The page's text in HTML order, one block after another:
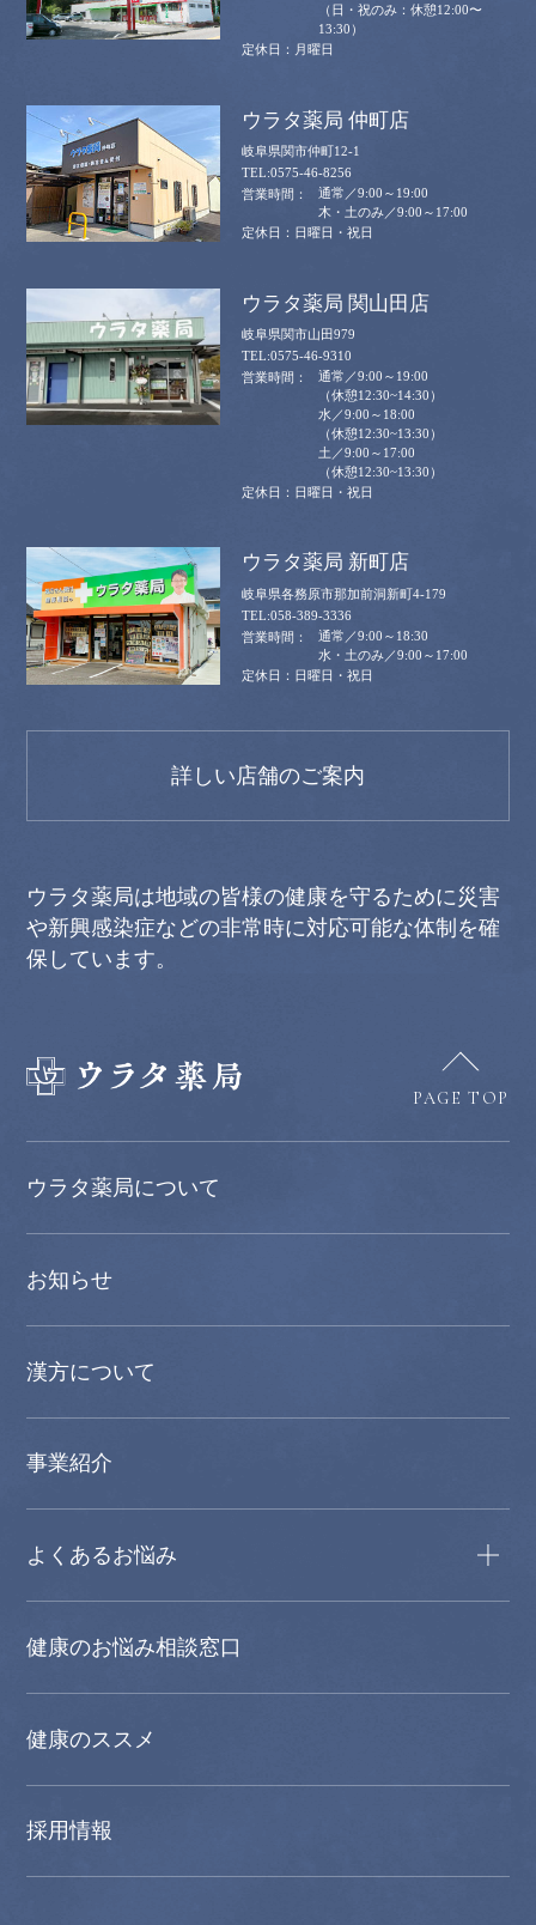
（日・祝のみ：休憩12:00〜
13:30）
月曜日
ウラタ薬局 仲町店
岐阜県関市仲町12-1
0575-46-8256
通常／9:00～19:00
木・土のみ／9:00～17:00
日曜日・祝日
ウラタ薬局 関山田店
岐阜県関市山田979
0575-46-9310
通常／9:00～19:00
（休憩12:30~14:30）
水／9:00～18:00
（休憩12:30~13:30）
土／9:00～17:00
（休憩12:30~13:30）
日曜日・祝日
ウラタ薬局 新町店
岐阜県各務原市那加前洞新町4-179
058-389-3336
通常／9:00～18:30
水・土のみ／9:00～17:00
日曜日・祝日
詳しい店舗のご案内
ウラタ薬局は地域の皆様の健康を守るために災害
や新興感染症などの非常時に対応可能な体制を確
保しています。
PAGE TOP
ウラタ薬局について
お知らせ
漢方について
事業紹介
よくあるお悩み
健康のお悩み相談窓口
健康のススメ
採用情報